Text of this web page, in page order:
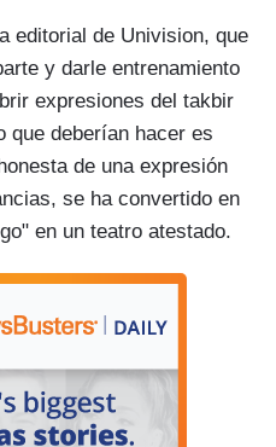
editorial de Univision, que
y darle entrenamiento
expresiones del takbir
que deberían hacer es
de una expresión
se ha convertido en
en un teatro atestado.